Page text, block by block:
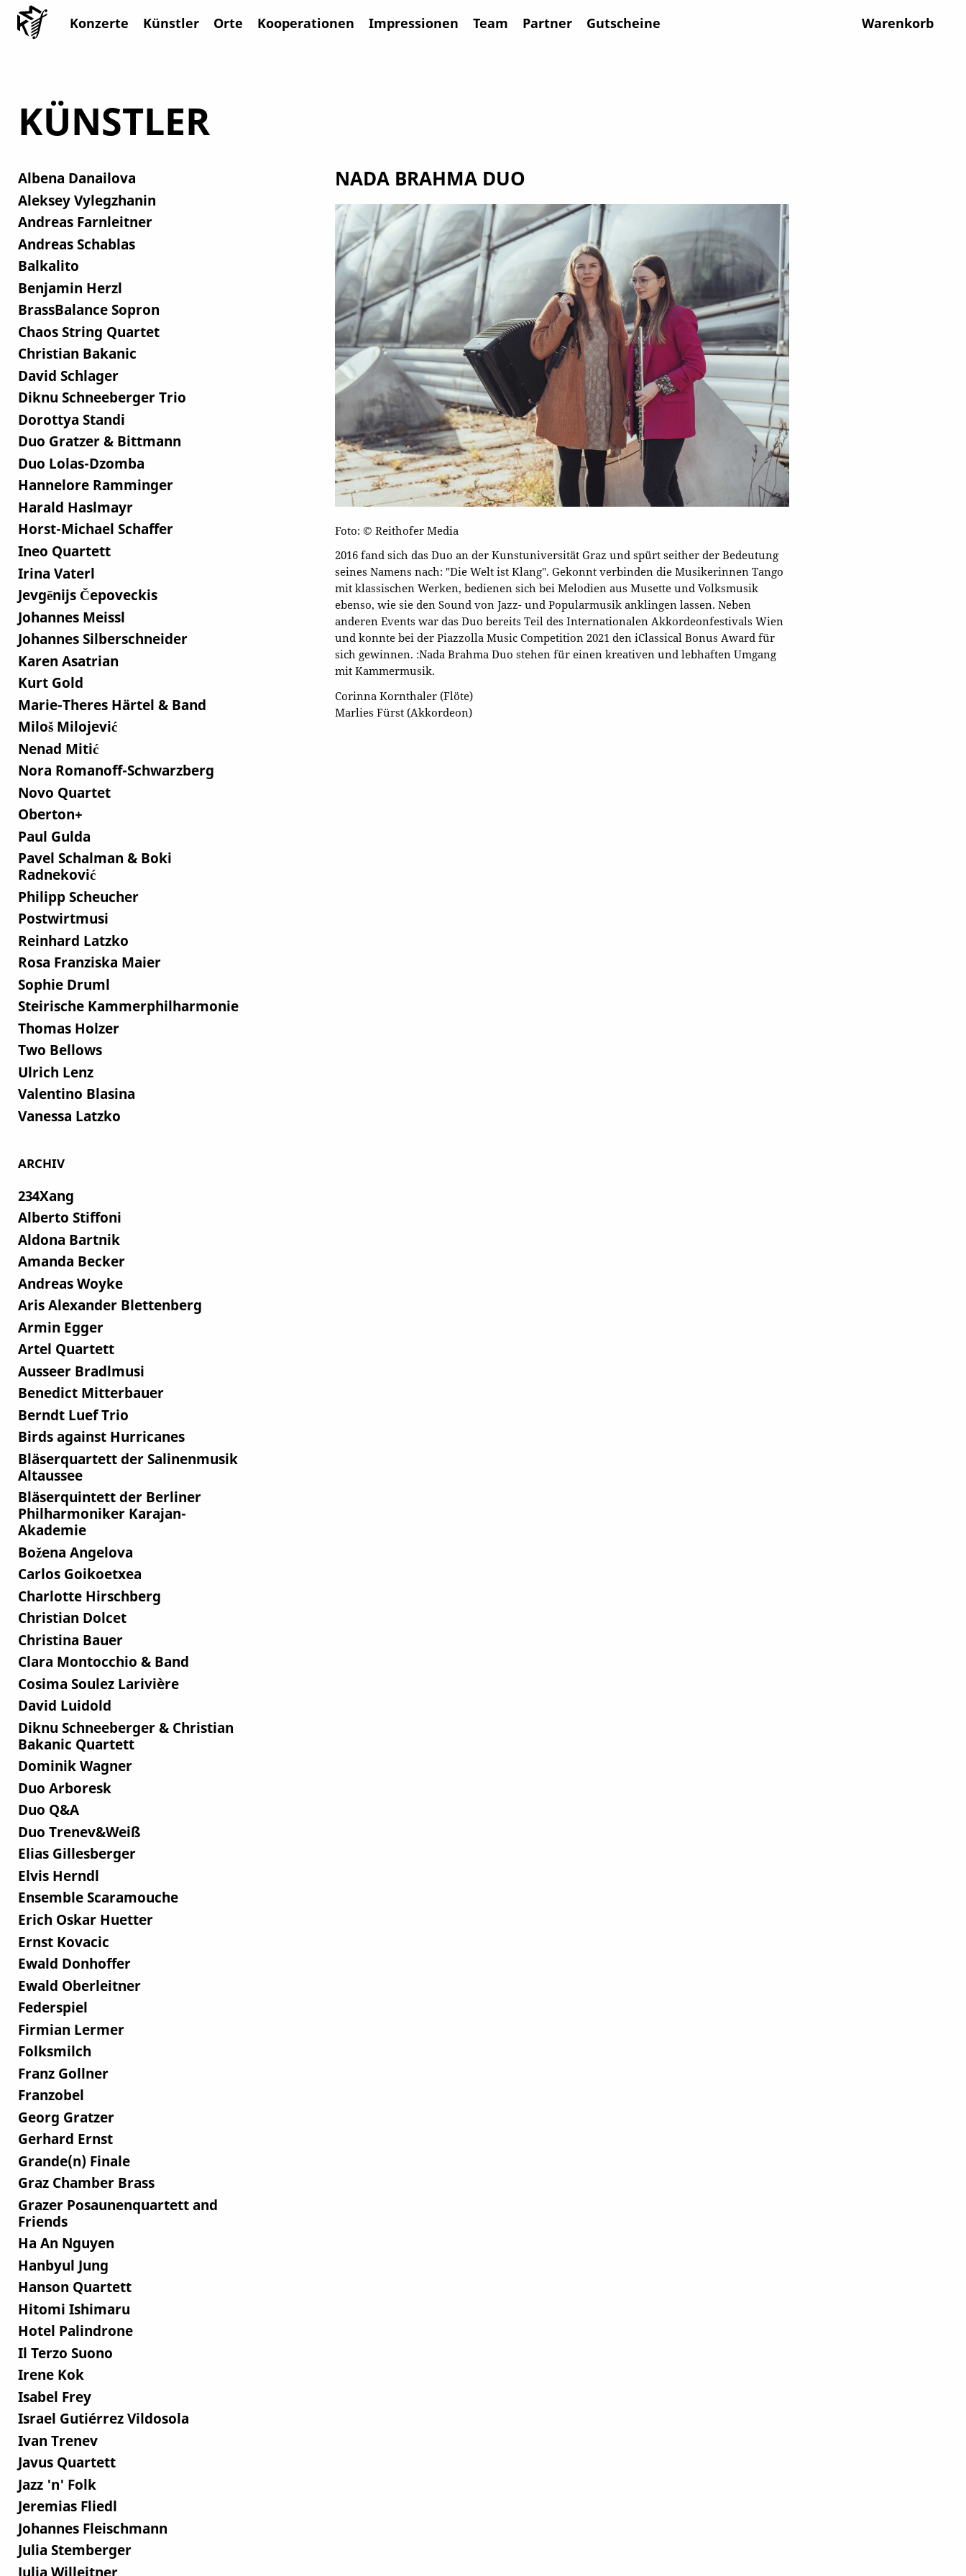
Konzerte Künstler Orte Kooperationen Impressionen Team Partner Gutscheine Warenkorb
KÜNSTLER
Albena Danailova
Aleksey Vylegzhanin
Andreas Farnleitner
Andreas Schablas
Balkalito
Benjamin Herzl
BrassBalance Sopron
Chaos String Quartet
Christian Bakanic
David Schlager
Diknu Schneeberger Trio
Dorottya Standi
Duo Gratzer & Bittmann
Duo Lolas-Dzomba
Hannelore Ramminger
Harald Haslmayr
Horst-Michael Schaffer
Ineo Quartett
Irina Vaterl
Jevgēnijs Čepoveckis
Johannes Meissl
Johannes Silberschneider
Karen Asatrian
Kurt Gold
Marie-Theres Härtel & Band
Miloš Milojević
Nenad Mitić
Nora Romanoff-Schwarzberg
Novo Quartet
Oberton+
Paul Gulda
Pavel Schalman & Boki
Radneković
Philipp Scheucher
Postwirtmusi
Reinhard Latzko
Rosa Franziska Maier
Sophie Druml
Steirische Kammerphilharmonie
Thomas Holzer
Two Bellows
Ulrich Lenz
Valentino Blasina
Vanessa Latzko
ARCHIV
234Xang
Alberto Stiffoni
Aldona Bartnik
Amanda Becker
Andreas Woyke
Aris Alexander Blettenberg
Armin Egger
Artel Quartett
Ausseer Bradlmusi
Benedict Mitterbauer
Berndt Luef Trio
Birds against Hurricanes
Bläserquartett der Salinenmusik
Altaussee
Bläserquintett der Berliner
Philharmoniker Karajan-
Akademie
Božena Angelova
Carlos Goikoetxea
Charlotte Hirschberg
Christian Dolcet
Christina Bauer
Clara Montocchio & Band
Cosima Soulez Larivière
David Luidold
Diknu Schneeberger & Christian
Bakanic Quartett
Dominik Wagner
Duo Arboresk
Duo Q&A
Duo Trenev&Weiß
Elias Gillesberger
Elvis Herndl
Ensemble Scaramouche
Erich Oskar Huetter
Ernst Kovacic
Ewald Donhoffer
Ewald Oberleitner
Federspiel
Firmian Lermer
Folksmilch
Franz Gollner
Franzobel
Georg Gratzer
Gerhard Ernst
Grande(n) Finale
Graz Chamber Brass
Grazer Posaunenquartett and
Friends
Ha An Nguyen
Hanbyul Jung
Hanson Quartett
Hitomi Ishimaru
Hotel Palindrone
Il Terzo Suono
Irene Kok
Isabel Frey
Israel Gutiérrez Vildosola
Ivan Trenev
Javus Quartett
Jazz 'n' Folk
Jeremias Fliedl
Johannes Fleischmann
Julia Stemberger
Julia Willeitner
NADA BRAHMA DUO
Foto: © Reithofer Media
2016 fand sich das Duo an der Kunstuniversität Graz und spürt seither der Bedeutung
seines Namens nach: "Die Welt ist Klang". Gekonnt verbinden die Musikerinnen Tango
mit klassischen Werken, bedienen sich bei Melodien aus Musette und Volksmusik
ebenso, wie sie den Sound von Jazz- und Popularmusik anklingen lassen. Neben
anderen Events war das Duo bereits Teil des Internationalen Akkordeonfestivals Wien
und konnte bei der Piazzolla Music Competition 2021 den iClassical Bonus Award für
sich gewinnen. :Nada Brahma Duo stehen für einen kreativen und lebhaften Umgang
mit Kammermusik.
Corinna Kornthaler (Flöte)
Marlies Fürst (Akkordeon)